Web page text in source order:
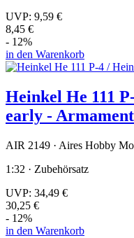
UVP: 9,59 €
8,45 €
- 12%
in den Warenkorb
Heinkel He 111
early -
AIR 2149 · Aires Hobby
1:32 · Zubehörsatz
UVP: 34,49 €
30,25 €
- 12%
in den Warenkorb